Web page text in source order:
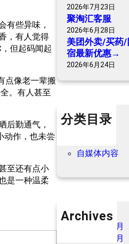
有些异味，
，有人觉得
但起码闻起
点像老一辈搬
。有人甚至
后勤通气，
动作，也未尝
至还有点小
是一种温柔
2026年7月23日
聚淘汇客服
2026年6月28日
美团外卖/买药
宿最新优惠→
2026年6月24日
分类目录
自媒体内容
Archives
2026 年 7 月
2026 年 6 月